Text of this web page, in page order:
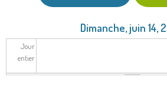
Dimanche, juin 14,
Jour
entier